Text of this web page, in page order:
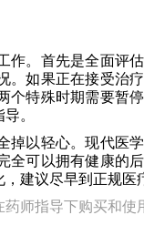
作。首先是全面评
如果正在接受治
特殊时期需要暂
。
以轻心。现代医
可以拥有健康的
建议尽早到正规医
师指导下购买和使